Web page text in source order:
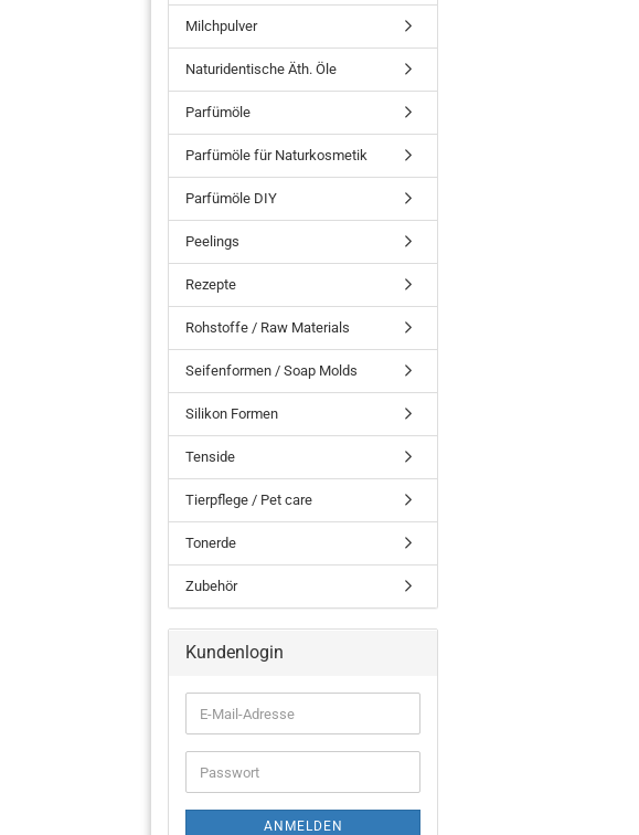
Milchpulver
Naturidentische Äth. Öle
Parfümöle
Parfümöle für Naturkosmetik
Parfümöle DIY
Peelings
Rezepte
Rohstoffe / Raw Materials
Seifenformen / Soap Molds
Silikon Formen
Tenside
Tierpflege / Pet care
Tonerde
Zubehör
Kundenlogin
ANMELDEN